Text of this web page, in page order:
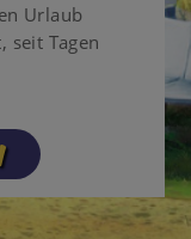
Urlaub
seit Tagen